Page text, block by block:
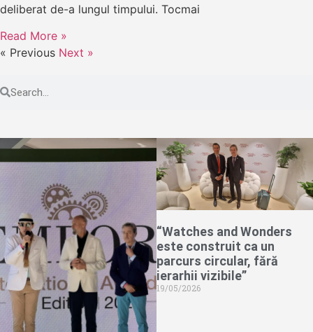
deliberat de-a lungul timpului. Tocmai
Read More »
« Previous Next »
“Watches and Wonders
este construit ca un
parcurs circular, fără
ierarhii vizibile”
19/05/2026